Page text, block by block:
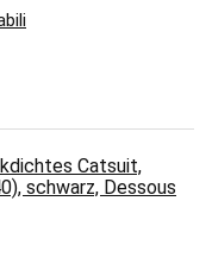
Catsuit,
schwarz, Dessous